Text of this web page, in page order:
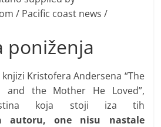
/ Pacific coast news /
poniženja
Kristofera Andersena “The
and the Mother He Loved”,
koja stoji iza tih
autoru, one nisu nastale